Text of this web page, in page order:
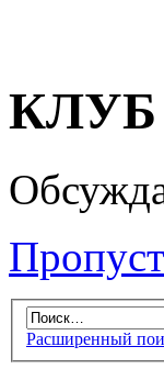
КЛУБ
Расширенный